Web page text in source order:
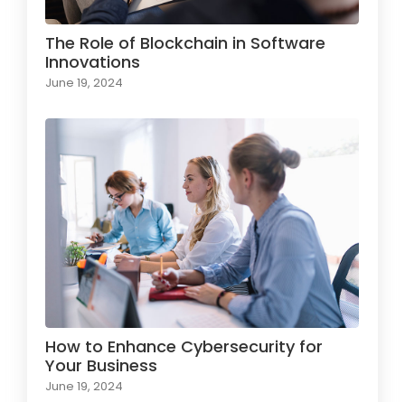
The Role of Blockchain in Software
Innovations
June 19, 2024
How to Enhance Cybersecurity for
Your Business
June 19, 2024